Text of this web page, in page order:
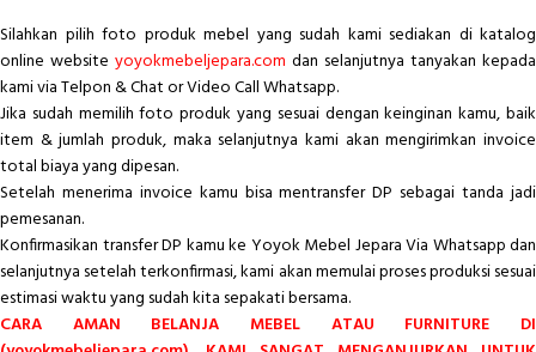
Silahkan pilih foto produk mebel yang sudah kami sediakan di katalog
online website yoyokmebeljepara.com dan selanjutnya tanyakan kepada
kami via Telpon & Chat or Video Call Whatsapp.
Jika sudah memilih foto produk yang sesuai dengan keinginan kamu, baik
item & jumlah produk, maka selanjutnya kami akan mengirimkan invoice
total biaya yang dipesan.
Setelah menerima invoice kamu bisa mentransfer DP sebagai tanda jadi
pemesanan.
Konfirmasikan transfer DP kamu ke Yoyok Mebel Jepara Via Whatsapp dan
selanjutnya setelah terkonfirmasi, kami akan memulai proses produksi sesuai
estimasi waktu yang sudah kita sepakati bersama.
CARA AMAN BELANJA MEBEL ATAU FURNITURE DI